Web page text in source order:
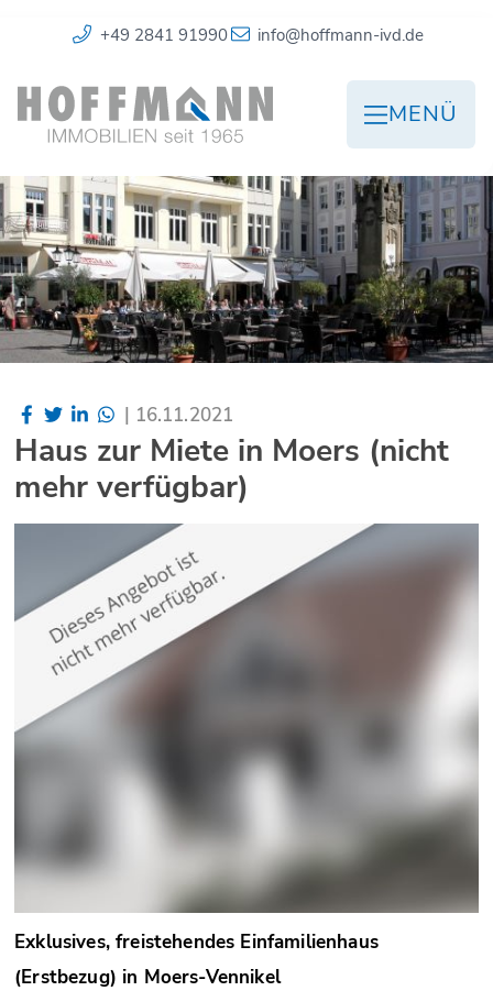
+49 2841 91990 info@hoffmann-ivd.de
MENÜ
| 16.11.2021
Haus zur Miete in Moers (nicht
mehr verfügbar)
Exklusives, freistehendes Einfamilienhaus
(Erstbezug) in Moers-Vennikel